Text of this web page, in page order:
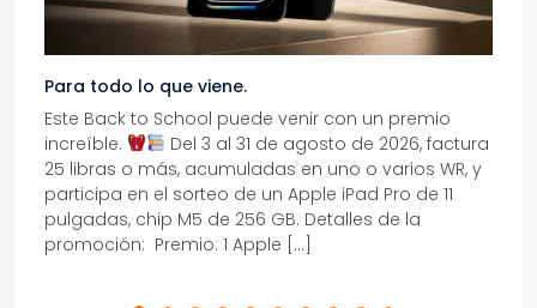
Para todo lo que viene.
Este Back to School puede venir con un premio
increíble.
Del 3 al 31 de agosto de 2026, factura
25 libras o más, acumuladas en uno o varios WR, y
participa en el sorteo de un Apple iPad Pro de 11
pulgadas, chip M5 de 256 GB. Detalles de la
promoción: Premio: 1 Apple […]